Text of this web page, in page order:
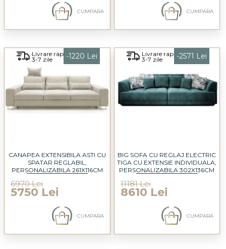
CUMPARA CUMPARA
Livrare rapida
3-7 zile -1220 Lei
CANAPEA EXTENSIBILA ASTI CU
SPATAR REGLABIL,
PERSONALIZABILA 261X116CM
6970 Lei
5750 Lei
CUMPARA
Livrare rapida
3-7 zile -2571 Lei
BIG SOFA CU REGLAJ ELECTRIC
TIGA CU EXTENSIE INDIVIDUALA,
PERSONALIZABILA 302X136CM
11181 Lei
8610 Lei
CUMPARA